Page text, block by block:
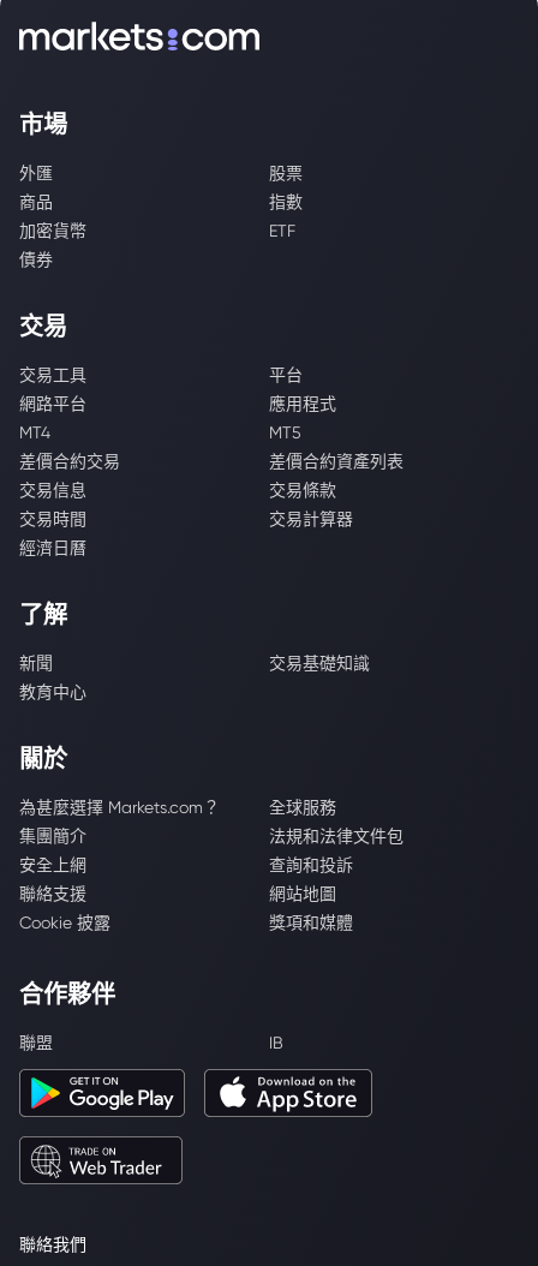
聯絡我們
市場
外匯
股票
商品
指數
加密貨幣
ETF
債券
交易
交易工具
平台
網路平台
應用程式
MT4
MT5
差價合約交易
差價合約資產列表
交易信息
交易條款
交易時間
交易計算器
經濟日曆
了解
新聞
交易基礎知識
教育中心
關於
為甚麼選擇 Markets.com？
全球服務
集團簡介
法規和法律文件包
安全上網
查詢和投訴
聯絡支援
網站地圖
Cookie 披露
獎項和媒體
合作夥伴
聯盟 IB